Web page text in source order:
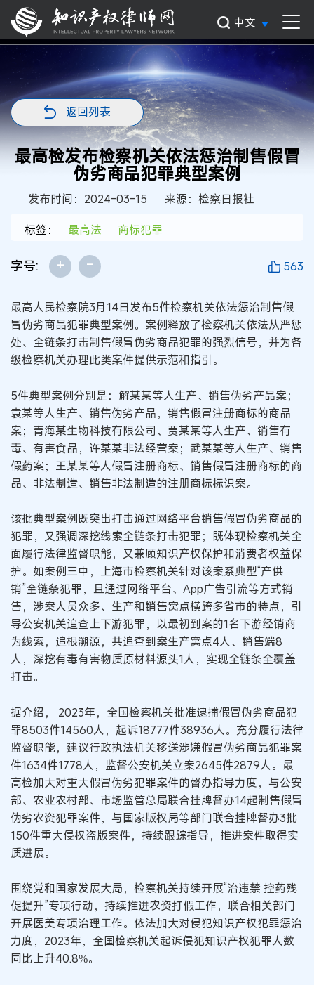
中文
返回列表
最高检发布检察机关依法惩治制售假冒
伪劣商品犯罪典型案例
发布时间：2024-03-15
来源：检察日报社
标签：
最高法 商标犯罪
字号: + - 563
最高人民检察院3月14日发布5件检察机关依法惩治制售假
冒伪劣商品犯罪典型案例。案例释放了检察机关依法从严惩
处、全链条打击制售假冒伪劣商品犯罪的强烈信号，并为各
级检察机关办理此类案件提供示范和指引。
5件典型案例分别是：解某某等人生产、销售伪劣产品案；
袁某等人生产、销售伪劣产品，销售假冒注册商标的商品
案；青海某生物科技有限公司、贾某某等人生产、销售有
毒、有害食品，许某某非法经营案；武某某等人生产、销售
假药案；王某某等人假冒注册商标、销售假冒注册商标的商
品、非法制造、销售非法制造的注册商标标识案。
该批典型案例既突出打击通过网络平台销售假冒伪劣商品的
犯罪，又强调深挖线索全链条打击犯罪；既体现检察机关全
面履行法律监督职能，又兼顾知识产权保护和消费者权益保
护。如案例三中，上海市检察机关针对该案系典型“产供
销”全链条犯罪，且通过网络平台、App广告引流等方式销
售，涉案人员众多、生产和销售窝点横跨多省市的特点，引
导公安机关追查上下游犯罪，以最初到案的1名下游经销商
为线索，追根溯源，共追查到案生产窝点4人、销售端8
人，深挖有毒有害物质原材料源头1人，实现全链条全覆盖
打击。
据介绍， 2023年，全国检察机关批准逮捕假冒伪劣商品犯
罪8503件14560人，起诉18777件38936人。充分履行法律
监督职能，建议行政执法机关移送涉嫌假冒伪劣商品犯罪案
件1634件1778人，监督公安机关立案2645件2879人。最
高检加大对重大假冒伪劣犯罪案件的督办指导力度，与公安
部、农业农村部、市场监管总局联合挂牌督办14起制售假冒
伪劣农资犯罪案件，与国家版权局等部门联合挂牌督办3批
150件重大侵权盗版案件，持续跟踪指导，推进案件取得实
质进展。
围绕党和国家发展大局，检察机关持续开展“治违禁 控药残
促提升”专项行动，持续推进农资打假工作，联合相关部门
开展医美专项治理工作。依法加大对侵犯知识产权犯罪惩治
力度，2023年，全国检察机关起诉侵犯知识产权犯罪人数
同比上升40.8%。